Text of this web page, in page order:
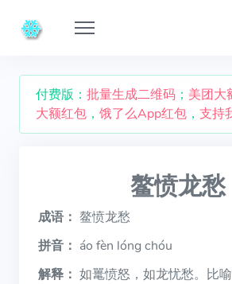
付费版： 批量生成二维码 ； 美团大
大额红包 ， 饿了么App红包 ， 支持
鳌愤龙愁
成语： 鳌愤龙愁
拼音： áo fèn lóng chóu
解释： 如鼍愤怒，如龙忧愁。比